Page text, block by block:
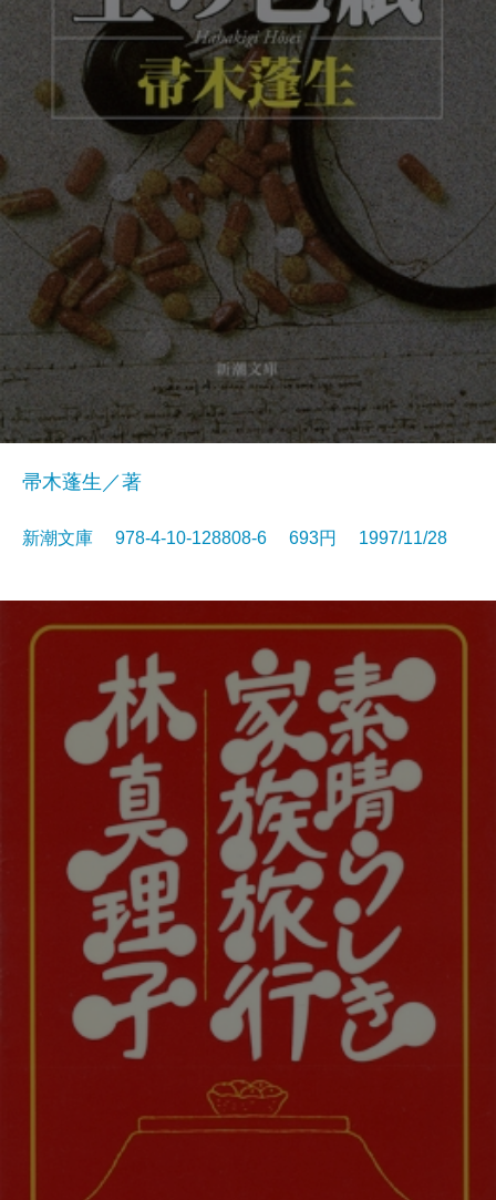
帚木蓬生／著
新潮文庫 978-4-10-128808-6 693円 1997/11/28